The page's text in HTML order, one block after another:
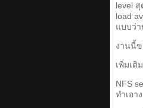
level
load
แบบว่า
งานนี้ข
เพิ่มเติ
NFS
ทำเอา